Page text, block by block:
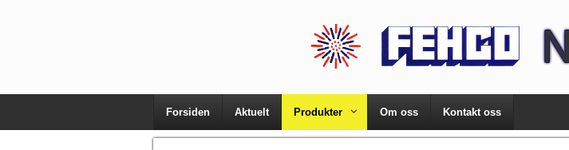
Forsiden Aktuelt Produkter Om oss Kontakt oss